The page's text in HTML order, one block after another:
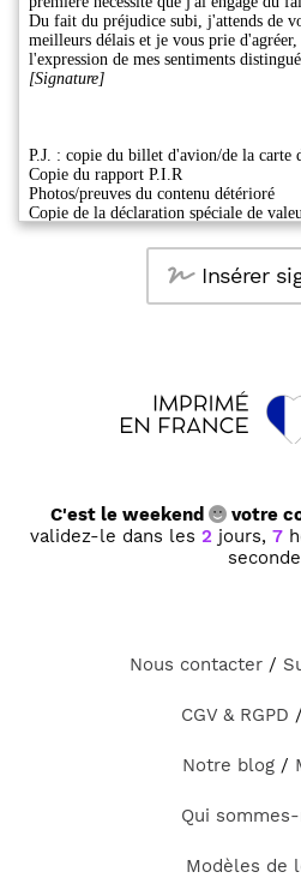
Insérer
C'est le weekend
votre
validez-le dans les 2 jours, 7
Nous contacter/
CGV & RGPD /
Notre blog/
Qui
Modèles de